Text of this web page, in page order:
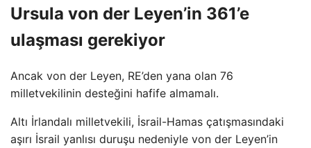
Ursula von der Leyen’in 361’e
ulaşması gerekiyor
Ancak von der Leyen, RE’den yana olan 76
milletvekilinin desteğini hafife almamalı.
Altı İrlandalı milletvekili, İsrail-Hamas çatışmasındaki
aşırı İsrail yanlısı duruşu nedeniyle von der Leyen’in